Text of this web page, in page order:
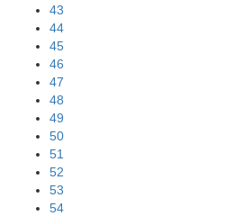
43
44
45
46
47
48
49
50
51
52
53
54